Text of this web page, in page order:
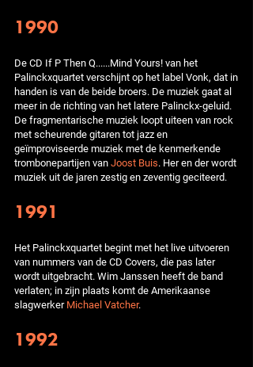
1990
De CD If P Then Q......Mind Yours! van het
Palinckxquartet verschijnt op het label Vonk, dat in
handen is van de beide broers. De muziek gaat al
meer in de richting van het latere Palinckx-geluid.
De fragmentarische muziek loopt uiteen van rock
met scheurende gitaren tot jazz en
geïmproviseerde muziek met de kenmerkende
trombonepartijen vanJoost Buis. Her en der wordt
muziek uit de jaren zestig en zeventig geciteerd.
1991
Het Palinckxquartet begint met het live uitvoeren
van nummers van de CD Covers, die pas later
wordt uitgebracht. Wim Janssen heeft de band
verlaten; in zijn plaats komt de Amerikaanse
slagwerkerMichael Vatcher.
1992